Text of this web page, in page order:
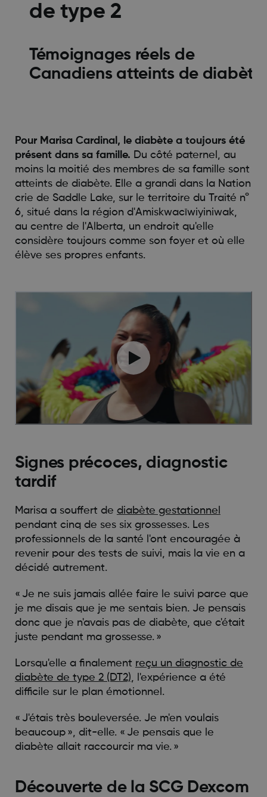
de type 2
Témoignages réels de
Canadiens atteints de diabète
Pour Marisa Cardinal, le diabète a toujours été
présent dans sa famille. Du côté paternel, au
moins la moitié des membres de sa famille sont
atteints de diabète. Elle a grandi dans la Nation
crie de Saddle Lake, sur le territoire du Traité n°
6, situé dans la région d'Amiskwacīwiyiniwak,
au centre de l'Alberta, un endroit qu'elle
considère toujours comme son foyer et où elle
élève ses propres enfants.
Signes précoces, diagnostic
tardif
Marisa a souffert de diabète gestationnel
pendant cinq de ses six grossesses. Les
professionnels de la santé l'ont encouragée à
revenir pour des tests de suivi, mais la vie en a
décidé autrement.
« Je ne suis jamais allée faire le suivi parce que
je me disais que je me sentais bien. Je pensais
donc que je n'avais pas de diabète, que c'était
juste pendant ma grossesse. »
Lorsqu'elle a finalement reçu un diagnostic de
diabète de type 2 (DT2), l'expérience a été
difficile sur le plan émotionnel.
« J'étais très bouleversée. Je m'en voulais
beaucoup », dit-elle. « Je pensais que le
diabète allait raccourcir ma vie. »
Découverte de la SCG Dexcom